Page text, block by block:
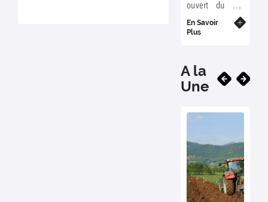
ouvert du 1er
Septembre au
30 Septembre
En Savoir
Plus
A la
Une